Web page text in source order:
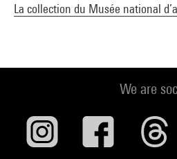
La collection du Musée national
We are